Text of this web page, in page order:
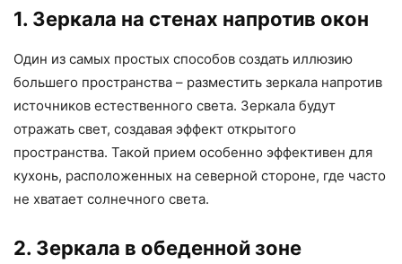
1. Зеркала на стенах напротив окон
Один из самых простых способов создать иллюзию
большего пространства – разместить зеркала напротив
источников естественного света. Зеркала будут
отражать свет, создавая эффект открытого
пространства. Такой прием особенно эффективен для
кухонь, расположенных на северной стороне, где часто
не хватает солнечного света.
2. Зеркала в обеденной зоне